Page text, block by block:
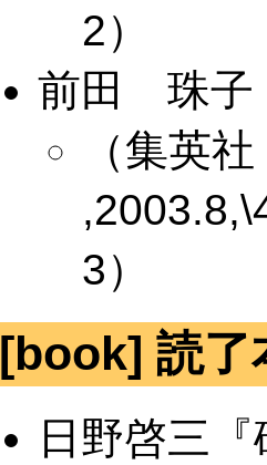
2）
前田 珠子
（集英
3）
[book] 読
日野啓三